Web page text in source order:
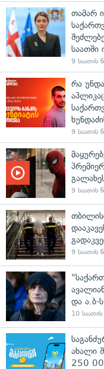
თამარ
საათში
9 საათის
რა
9 საათის
9 საათის
9 საათის
და ა.ბ-
10 საათის
ახალი
250